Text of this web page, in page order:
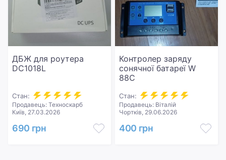
ДБЖ для роутера
DC1018L
Стан:
Продавець: Техноскарб
Київ, 27.03.2026
690 грн
Контролер заряду
сонячної батареї W
88C
Стан:
Продавець: Віталій
Чортків, 29.06.2026
400 грн